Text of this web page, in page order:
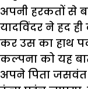
अपनी हरकतों से
यादविंदर ने हद
कर उस का हाथ
कल्पना को यह
अपने पिता जसवंत